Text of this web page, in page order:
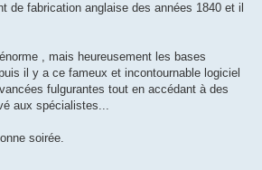
de fabrication anglaise des années 1840 et il
, mais heureusement les bases
il y a ce fameux et incontournable logiciel
fulgurantes tout en accédant à des
aux spécialistes...
soirée.